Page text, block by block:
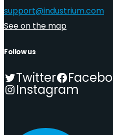
support@industrium.com
See on the map
Follow us
Twitter
Instagram